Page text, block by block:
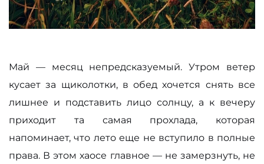
Май — месяц непредсказуемый. Утром ветер
кусает за щиколотки, в обед хочется снять все
лишнее и подставить лицо солнцу, а к вечеру
приходит та самая прохлада, которая
напоминает, что лето еще не вступило в полные
права. В этом хаосе главное — не замерзнуть, не